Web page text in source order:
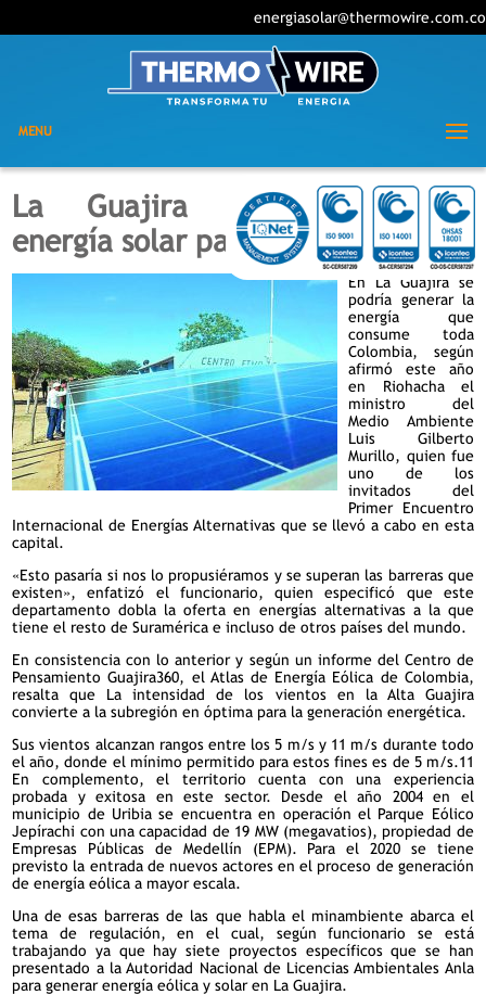
energiasolar@thermowire.com.co
MENU
La Guajira puede producir
energía solar para todo el país
En La Guajira se
podría generar la
energía que
consume toda
Colombia, según
afirmó este año
en Riohacha el
ministro del
Medio Ambiente
Luis Gilberto
Murillo, quien fue
uno de los
invitados del
Primer Encuentro
Internacional de Energías Alternativas que se llevó a cabo en esta
capital.
«Esto pasaría si nos lo propusiéramos y se superan las barreras que
existen», enfatizó el funcionario, quien especificó que este
departamento dobla la oferta en energías alternativas a la que
tiene el resto de Suramérica e incluso de otros países del mundo.
En consistencia con lo anterior y según un informe del Centro de
Pensamiento Guajira360, el Atlas de Energía Eólica de Colombia,
resalta que La intensidad de los vientos en la Alta Guajira
convierte a la subregión en óptima para la generación energética.
Sus vientos alcanzan rangos entre los 5 m/s y 11 m/s durante todo
el año, donde el mínimo permitido para estos fines es de 5 m/s.11
En complemento, el territorio cuenta con una experiencia
probada y exitosa en este sector. Desde el año 2004 en el
municipio de Uribia se encuentra en operación el Parque Eólico
Jepírachi con una capacidad de 19 MW (megavatios), propiedad de
Empresas Públicas de Medellín (EPM). Para el 2020 se tiene
previsto la entrada de nuevos actores en el proceso de generación
de energía eólica a mayor escala.
Una de esas barreras de las que habla el minambiente abarca el
tema de regulación, en el cual, según funcionario se está
trabajando ya que hay siete proyectos específicos que se han
presentado a la Autoridad Nacional de Licencias Ambientales Anla
para generar energía eólica y solar en La Guajira.